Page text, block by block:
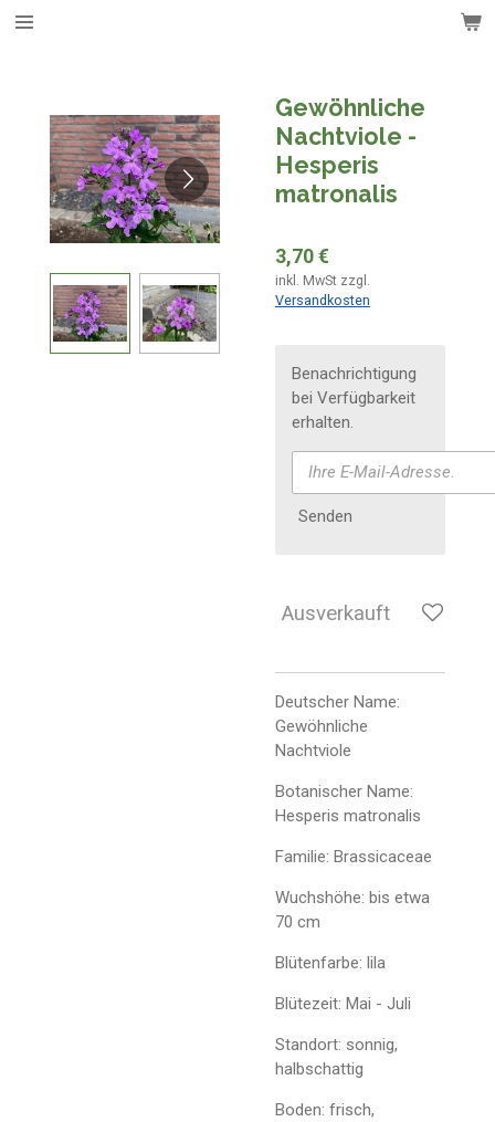
Zum
Gewöhnliche
Nachtviole -
Hesperis
matronalis
3,70 €
inkl. MwSt zzgl.
Versandkosten
Benachrichtigung
bei Verfügbarkeit
erhalten.
Senden
Ausverkauft
Deutscher Name:
Gewöhnliche
Nachtviole
Botanischer Name:
Hesperis matronalis
Familie: Brassicaceae
Wuchshöhe: bis etwa
70 cm
Blütenfarbe: lila
Blütezeit: Mai - Juli
Standort: sonnig,
halbschattig
Boden: frisch,